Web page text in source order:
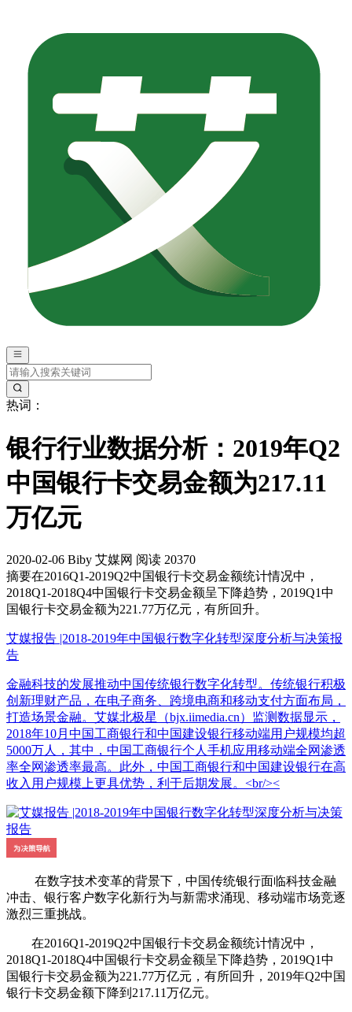
热词：
银行行业数据分析：2019年Q2
中国银行卡交易金额为217.11
万亿元
2020-02-06 Biby 艾媒网 阅读 20370
摘要在2016Q1-2019Q2中国银行卡交易金额统计情况中，
2018Q1-2018Q4中国银行卡交易金额呈下降趋势，2019Q1中
国银行卡交易金额为221.77万亿元，有所回升。
艾媒报告 |2018-2019年中国银行数字化转型深度分析与决策报
告
金融科技的发展推动中国传统银行数字化转型。传统银行积极
创新理财产品，在电子商务、跨境电商和移动支付方面布局，
打造场景金融。艾媒北极星（bjx.iimedia.cn）监测数据显示，
2018年10月中国工商银行和中国建设银行移动端用户规模均超
5000万人，其中，中国工商银行个人手机应用移动端全网渗透
率全网渗透率最高。此外，中国工商银行和中国建设银行在高
收入用户规模上更具优势，利于后期发展。<br/><
在数字技术变革的背景下，中国传统银行面临科技金融
冲击、银行客户数字化新行为与新需求涌现、移动端市场竞逐
激烈三重挑战。
在2016Q1-2019Q2中国银行卡交易金额统计情况中，
2018Q1-2018Q4中国银行卡交易金额呈下降趋势，2019Q1中
国银行卡交易金额为221.77万亿元，有所回升，2019年Q2中国
银行卡交易金额下降到217.11万亿元。